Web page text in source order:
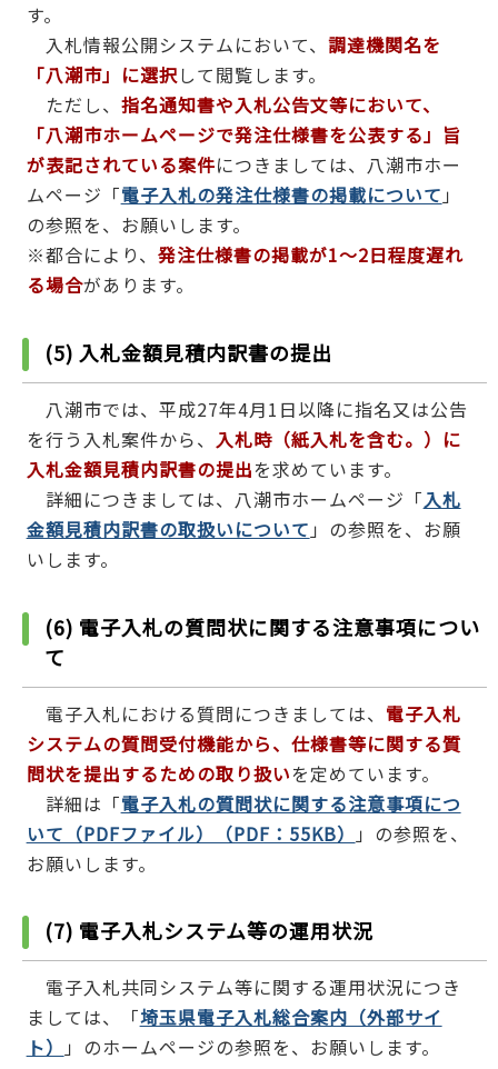
す。
入札情報公開システムにおいて、 調達機関名を
「八潮市」に選択して閲覧します。
ただし、 指名通知書や入札公告文等において、
「八潮市ホームページで発注仕様書を公表する」旨
が表記されている案件につきましては、八潮市ホー
ムページ「電子入札の発注仕様書の掲載について 」
の参照を、お願いします。
※都合により、 発注仕様書の掲載が1～2日程度遅れ
る場合があります。
(5) 入札金額見積内訳書の提出
八潮市では、平成27年4月1日以降に指名又は公告
を行う入札案件から、 入札時（紙入札を含む。）に
入札金額見積内訳書の提出を求めています。
詳細につきましては、八潮市ホームページ「入札
金額見積内訳書の取扱いについて 」の参照を、お願
いします。
(6) 電子入札の質問状に関する注意事項につい
て
電子入札における質問につきましては、 電子入札
システムの質問受付機能から、仕様書等に関する質
問状を提出するための取り扱いを定めています。
詳細は「電子入札の質問状に関する注意事項につ
いて（PDFファイル）（PDF：55KB）
」の参照を、
お願いします。
(7) 電子入札システム等の運用状況
電子入札共同システム等に関する運用状況につき
ましては、「埼玉県電子入札総合案内（外部サイ
ト）
」のホームページの参照を、お願いします。